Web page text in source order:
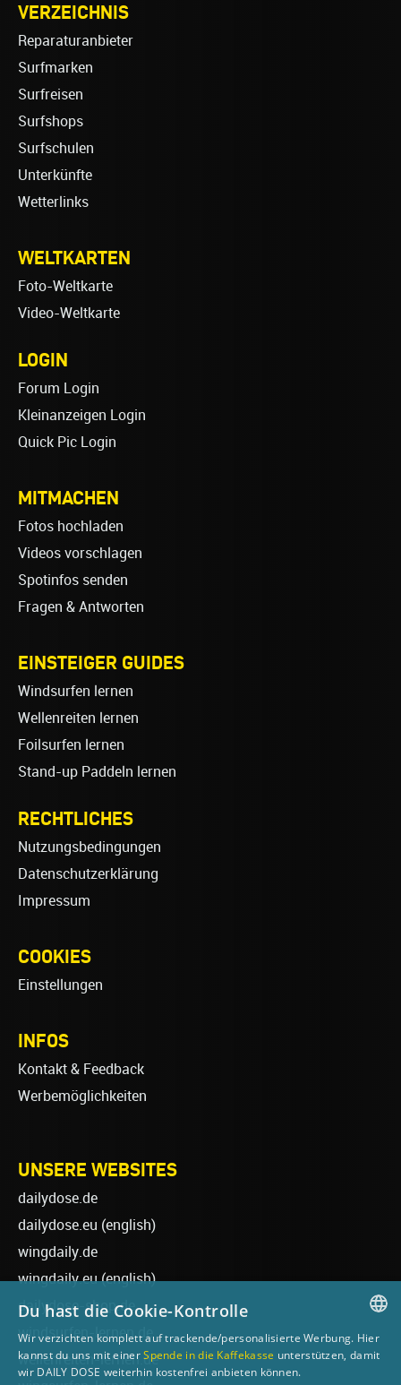
VERZEICHNIS
Reparaturanbieter
Surfmarken
Surfreisen
Surfshops
Surfschulen
Unterkünfte
Wetterlinks
WELTKARTEN
Foto-Weltkarte
Video-Weltkarte
LOGIN
Forum Login
Kleinanzeigen Login
Quick Pic Login
MITMACHEN
Fotos hochladen
Videos vorschlagen
Spotinfos senden
Fragen & Antworten
EINSTEIGER GUIDES
Windsurfen lernen
Wellenreiten lernen
Foilsurfen lernen
Stand-up Paddeln lernen
RECHTLICHES
Nutzungsbedingungen
Datenschutzerklärung
Impressum
COOKIES
Einstellungen
INFOS
Kontakt & Feedback
Werbemöglichkeiten
UNSERE WEBSITES
dailydose.de
dailydose.eu (english)
wingdaily.de
wingdaily.eu(english)
dailydose-shop.de
windsurfen-lernen.de
wellenreiten-lernen.de
GERMAN
Du hast die Cookie-Kontrolle
Wir verzichten komplett auf trackende/personalisierte Werbung. Hier
kannst du uns mit einerSpende in die Kaffekasse unterstützen, damit
wir DAILY DOSE weiterhin kostenfrei anbieten können.